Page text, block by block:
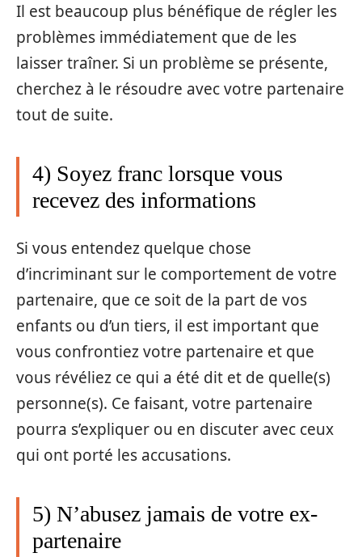
Il est beaucoup plus bénéfique de régler les
problèmes immédiatement que de les
laisser traîner. Si un problème se présente,
cherchez à le résoudre avec votre partenaire
tout de suite.
4) Soyez franc lorsque vous
recevez des informations
Si vous entendez quelque chose
d’incriminant sur le comportement de votre
partenaire, que ce soit de la part de vos
enfants ou d’un tiers, il est important que
vous confrontiez votre partenaire et que
vous révéliez ce qui a été dit et de quelle(s)
personne(s). Ce faisant, votre partenaire
pourra s’expliquer ou en discuter avec ceux
qui ont porté les accusations.
5) N’abusez jamais de votre ex-
partenaire